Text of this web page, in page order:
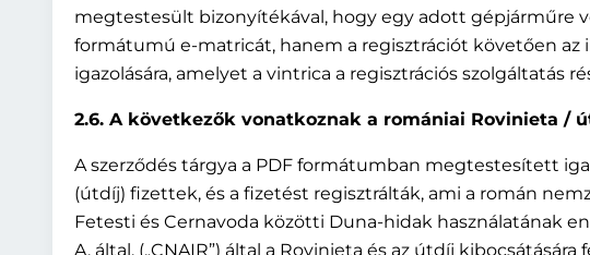
megtestesült bizonyítékával, hogy egy adott gépjárműre
formátumú e-matricát, hanem a regisztrációt követően
igazolására, amelyet a vintrica a regisztrációs szolgáltatás
2.6. A következők vonatkoznak a romániai Rovinieta /
A szerződés tárgya a PDF formátumban megtestesített
(útdíj) fizettek, és a fizetést regisztrálták, ami a román
Fetesti és Cernavoda közötti Duna-hidak használatának
A. által. („CNAIR”) által a Rovinieta és az útdíj